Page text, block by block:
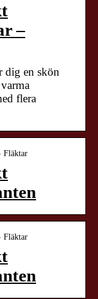
–
dig en skön
flera
Fläktar
Fläktar